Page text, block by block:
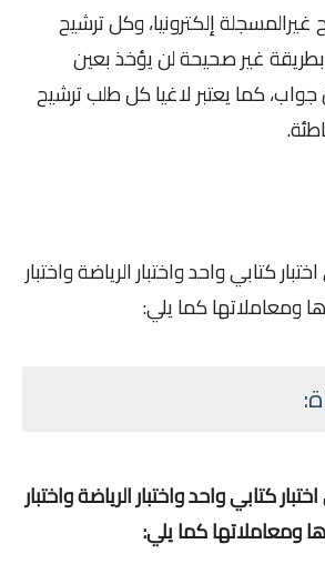
إلكترونيا، وكل ترشيح
غير صحيحة لن يؤخذ بعين
جواب، كما يعتبر لاغيا كل طلب ترشيح
كتابي واحد واختبار الرياضة واختبار
ومعاملاتها كما يلي:
كتابي واحد واختبار الرياضة واختبار
ومعاملاتها كما يلي: